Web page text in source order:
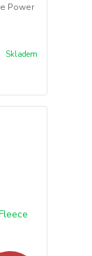
Power
Skladem